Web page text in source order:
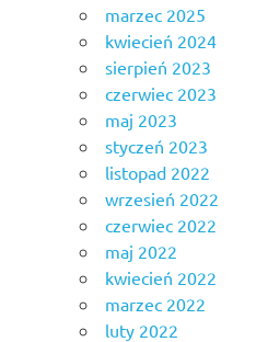
marzec 2025
kwiecień 2024
sierpień 2023
czerwiec 2023
maj 2023
styczeń 2023
listopad 2022
wrzesień 2022
czerwiec 2022
maj 2022
kwiecień 2022
marzec 2022
luty 2022